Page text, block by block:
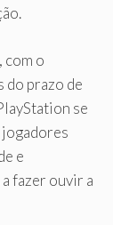
com o
do prazo de
se
e
fazer ouvir a